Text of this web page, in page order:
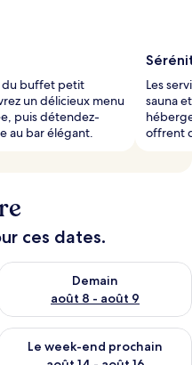
du buffet petit
un délicieux menu
puis détendez-
au bar élégant.
Les
sauna
offrent
ces dates.
août 7 - août 8
Demain
août 8 - août 9
Vérifier la disponibilité pour
end août 7 - août 9
Le week-end prochain
Vérifier la disponibilité pour